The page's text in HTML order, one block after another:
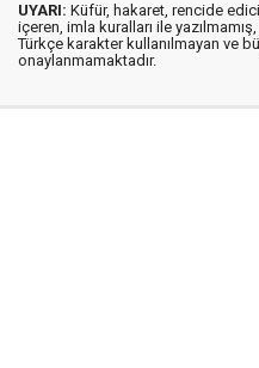
UYARI: Küfür, hakaret, rencide
içeren, imla kuralları ile yazılmamış,
Türkçe karakter kullanılmayan ve
onaylanmamaktadır.